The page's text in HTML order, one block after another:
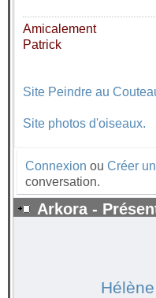
Amicalement
Patrick
Site Peindre au
Site photos d'oiseaux.
Connexion ou Créer
conversation.
Arkora -